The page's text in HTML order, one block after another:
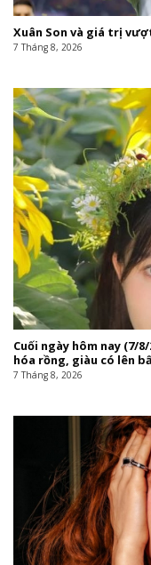
Xuân Son và giá trị
7 Tháng 8, 2026
Cuối ngày hôm nay (7/
hóa rồng, giàu có lên
7 Tháng 8, 2026